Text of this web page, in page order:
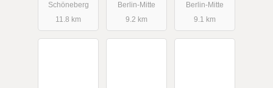
Schöneberg
11.8 km
Berlin-Mitte
9.2 km
Berlin-Mitte
9.1 km